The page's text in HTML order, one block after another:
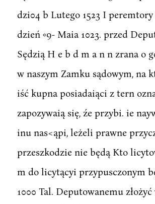
dzi04 b Lutego 1523 I
dzień «9- Maia 1023. przed
Sędzią H e b d m a n n zrana o
w naszym Zamku sądowym, na
iść kupna posiadaiąci z tern
zapozywaią się, źe przybi. ie
inu nas<ąpi, leżeli prawne
przeszkodzie nie będą Kto
m do licytącyi przypusczonym
1000 Tal. Deputowanemu